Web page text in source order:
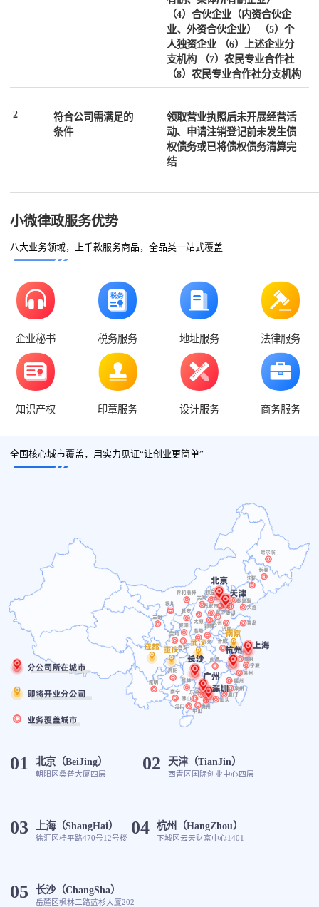
（4）合伙企业（内资合伙企
业、外资合伙企业） （5）个
人独资企业 （6）上述企业分
支机构 （7）农民专业合作社
（8）农民专业合作社分支机构
2
符合公司需满足的
条件
领取营业执照后未开展经营活
动、申请注销登记前未发生债
权债务或已将债权债务清算完
结
小微律政服务优势
八大业务领域，上千款服务商品，全品类一站式覆盖
企业秘书 税务服务 地址服务 法律服务
知识产权 印章服务 设计服务 商务服务
全国核心城市覆盖，用实力见证“让创业更简单”
01 北京（BeiJing）
朝阳区桑普大厦四层 02 天津（TianJin）
西青区国际创业中心四层
03 上海（ShangHai）
徐汇区桂平路470号12号楼 04 杭州（HangZhou）
下城区云天财富中心1401
05 长沙（ChangSha）
岳麓区枫林二路蓝杉大厦202